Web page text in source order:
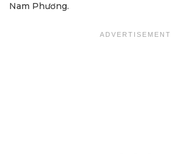
Nam Phương.